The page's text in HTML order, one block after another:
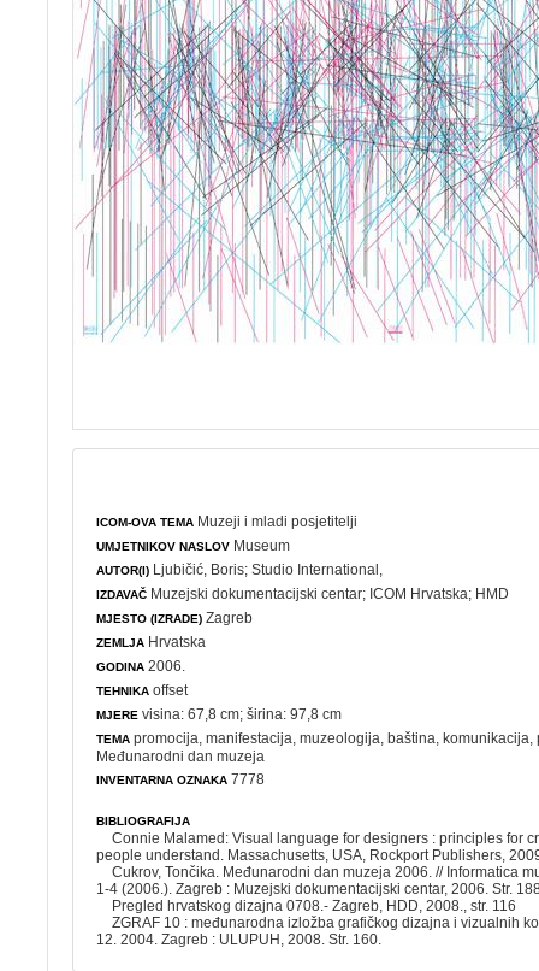
ICOM-OVA TEMA Muzeji i mladi posjetitelji
UMJETNIKOV NASLOV Museum
AUTOR(I) Ljubičić, Boris;Studio International,
IZDAVAČ Muzejski dokumentacijski centar; ICOM Hrvatska; HMD
MJESTO (IZRADE) Zagreb
ZEMLJA Hrvatska
GODINA 2006.
TEHNIKA offset
MJERE visina: 67,8 cm; širina: 97,8 cm
TEMA promocija ,manifestacija ,muzeologija ,baština ,komunikacija ,
Međunarodni dan muzeja
INVENTARNA OZNAKA 7778
BIBLIOGRAFIJA
Connie Malamed: Visual language for designers : principles for
people understand. Massachusetts, USA, Rockport Publishers,
Cukrov, Tončika. Međunarodni dan muzeja 2006. // Informatica
1-4 (2006.). Zagreb : Muzejski dokumentacijski centar, 2006. Str.
Pregled hrvatskog dizajna 0708.- Zagreb, HDD, 2008., str. 116
ZGRAF 10 : međunarodna izložba grafičkog dizajna i vizualnih
12. 2004. Zagreb : ULUPUH, 2008. Str. 160.